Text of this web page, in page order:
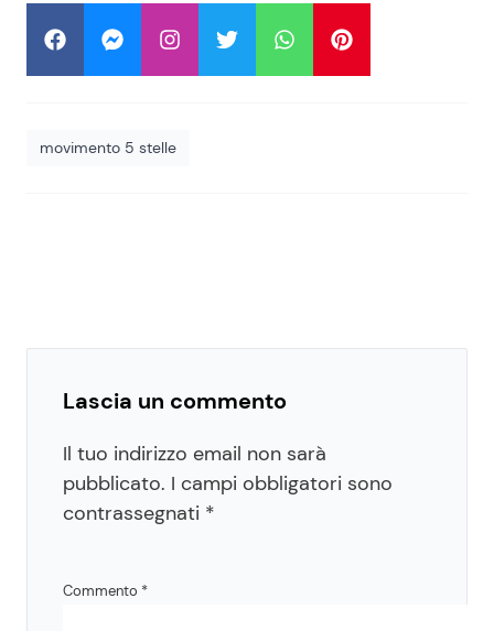
movimento 5 stelle
Lascia un commento
Il tuo indirizzo email non sarà
pubblicato. I campi obbligatori sono
contrassegnati *
Commento *